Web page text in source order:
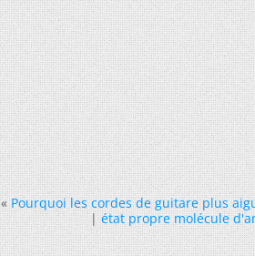
« Pourquoi les cordes de guitare plus
|état propre molécule